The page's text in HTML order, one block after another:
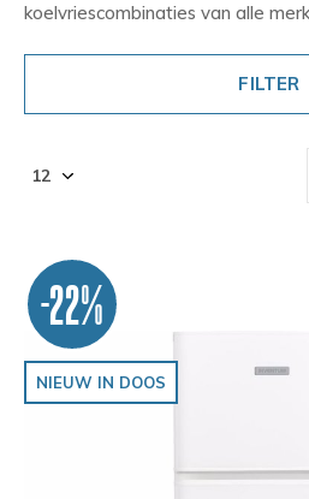
koelvriescombinaties van alle
FILTER
-22%
NIEUW IN DOOS